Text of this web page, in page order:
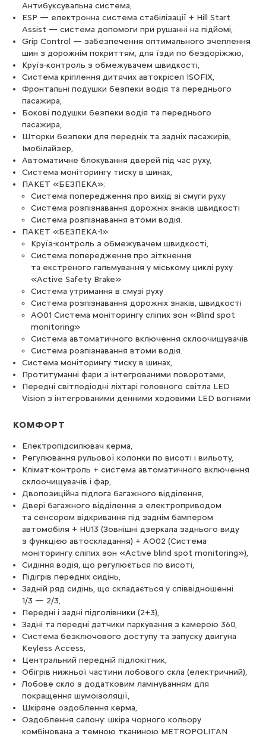
Антибуксувальна система,
ESP — електронна система стабілізації + Hill Start
Assist — система допомоги при рушанні на підйомі,
Grip Control — забезпечення оптимального зчеплення
шин з дорожнім покриттям, для їзди по бездоріжжю,
Круїз-контроль з обмежувачем швидкості,
Система кріплення дитячих автокрісел ISOFIX,
Фронтальні подушки безпеки водія та переднього
пасажира,
Бокові подушки безпеки водія та переднього
пасажира,
Шторки безпеки для передніх та задніх пасажирів,
Імобілайзер,
Автоматичне блокування дверей під час руху,
Система моніторингу тиску в шинах,
ПАКЕТ «БЕЗПЕКА»:
Система попередження про вихід зі смуги руху
Система розпізнавання дорожніх знаків швидкості
Система розпізнавання втоми водія.
ПАКЕТ «БЕЗПЕКА-1»
Круїз-контроль з обмежувачем швидкості,
Система попередження про зіткнення
та екстреного гальмування у міському циклі руху
«Active Safety Brake»
Система утримання в смузі руху
Система розпізнавання дорожніх знаків, швидкості
AO01 Система моніторингу сліпих зон «Blind spot
monitoring»
Cистема автоматичного включення склоочищувачів
Система розпізнавання втоми водія.
Система моніторингу тиску в шинах,
Протитуманні фари з інтегрованими поворотами,
Передні світлодіодні ліхтарі головного світла LED
Vision з інтегрованими денними ходовими LED вогнями
КОМФОРТ
Електропідсилювач керма,
Регулювання рульової колонки по висоті і вильоту,
Клімат-контроль + система автоматичного включення
склоочищувачів і фар,
Двопозиційна підлога багажного відділення,
Двері багажного відділення з електроприводом
та сенсором відкривання під заднім бампером
автомобіля + HU13 (Зовнішні дзеркала заднього виду
з функцією автоскладання) + AO02 (Система
моніторингу сліпих зон «Active blind spot monitoring»),
Сидіння водія, що регулюється по висоті,
Підігрів передніх сидінь,
Задній ряд сидінь, що складається у співвідношенні
1/3 — 2/3,
Передні і задні підголівники (2+3),
Задні та передні датчики паркування з камерою 360,
Система безключового доступу та запуску двигуна
Keyless Access,
Центральний передній підлокітник,
Обігрів нижньої частини лобового скла (електричний),
Лобове скло з додатковим ламінуванням для
покращення шумоізоляції,
Шкіряне оздоблення керма,
Оздоблення салону: шкіра чорного кольору
комбінована з темною тканиною METROPOLITAN